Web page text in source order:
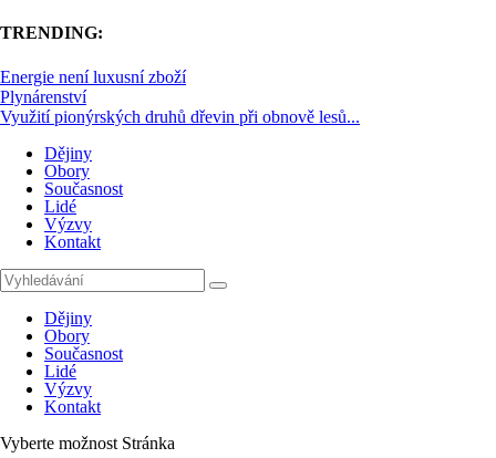
TRENDING:
Energie není luxusní zboží
Plynárenství
Využití pionýrských druhů dřevin při obnově lesů...
Dějiny
Obory
Současnost
Lidé
Výzvy
Kontakt
Dějiny
Obory
Současnost
Lidé
Výzvy
Kontakt
Vyberte možnost Stránka